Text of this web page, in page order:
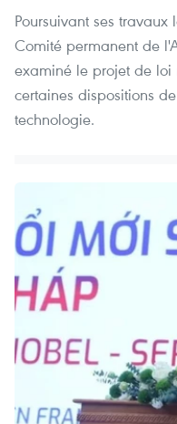
Poursuivant ses
Comité permanent de
examiné le projet de
certaines dispositions
technologie.